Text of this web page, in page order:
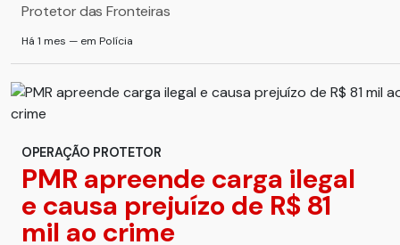
Protetor das Fronteiras
Há 1 mes — em Polícia
OPERAÇÃO PROTETOR
PMR apreende carga ilegal
e causa prejuízo de R$ 81
mil ao crime